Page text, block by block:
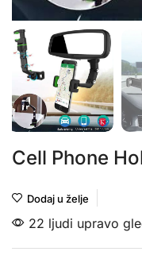
Cell Phone
Dodaj u želje
22 ljudi upravo